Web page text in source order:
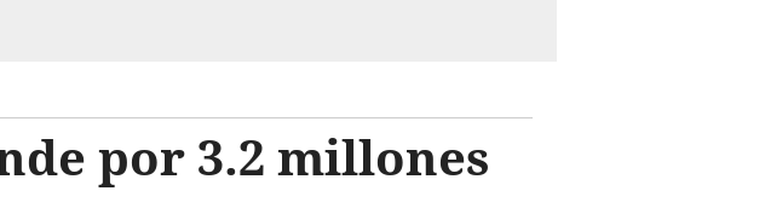
por 3.2 millones